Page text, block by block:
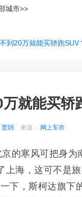
城市>>
不到20万就能买轿跑
就能买轿
贾玥 来源： 网上车市
的寒风可把身为
上海，这可不是
下，斯柯达旗下